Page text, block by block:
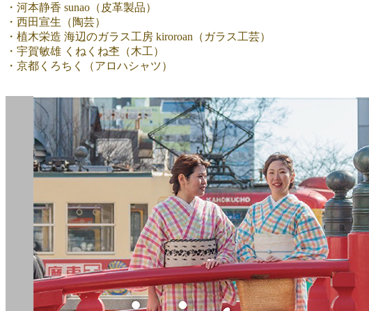
・河本静香 sunao（皮革製品）
・西田宣生（陶芸）
・植木栄造 海辺のガラス工房 kiroroan（ガラス工芸）
・宇賀敏雄 くねくね杢（木工）
・京都くろちく（アロハシャツ）